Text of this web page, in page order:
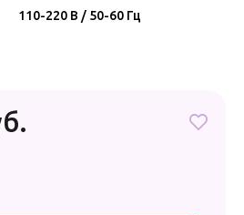
110-220 В / 50-60 Гц